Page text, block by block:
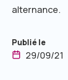
alternance.
Publié le
29/09/21